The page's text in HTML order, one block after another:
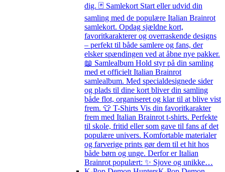
dig. 🃏 Samlekort Start eller udvid din
samling med de populære Italian Brainrot
samlekort. Opdag sjældne kort,
favoritkarakterer og overraskende designs
– perfekt til både samlere og fans, der
elsker spændingen ved at åbne nye pakker.
📖 Samlealbum Hold styr på din samling
med et officielt Italian Brainrot
samlealbum. Med specialdesignede sider
og plads til dine kort bliver din samling
både flot, organiseret og klar til at blive vist
frem. 👕 T-Shirts Vis din favoritkarakter
frem med Italian Brainrot t-shirts. Perfekte
til skole, fritid eller som gave til fans af det
populære univers. Komfortable materialer
og farverige prints gør dem til et hit hos
både børn og unge. Derfor er Italian
Brainrot populært: ✨ Sjove og unikke…